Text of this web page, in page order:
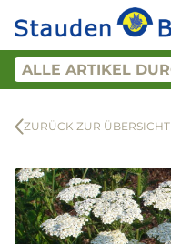
ZURÜCK ZUR ÜBERSICHT